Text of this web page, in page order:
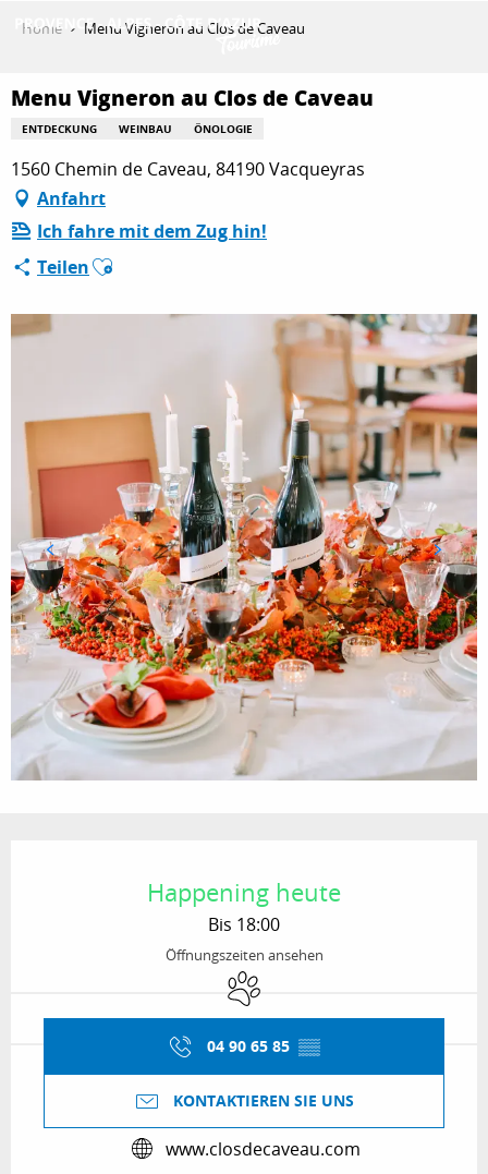
principal
ENTDECKEN
AKTIVITÄTEN
AUFENTHALT
Home Menu Vigneron au Clos de Caveau
Menu Vigneron au Clos de Caveau
ENTDECKUNG WEINBAU ÖNOLOGIE
1560 Chemin de Caveau, 84190 Vacqueyras
Anfahrt
Ich fahre mit dem Zug hin!
TeilenAjouter aux favoris
Happening heute
Bis 18:00
Öffnungszeiten ansehen
Tiere erlaubt
04 90 65 85 ▒▒
KONTAKTIEREN SIE UNS
www.closdecaveau.com